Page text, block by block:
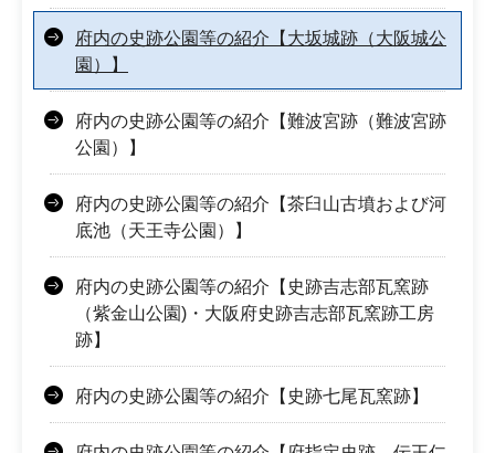
府内の史跡公園等の紹介【大坂城跡（大阪城公
園）】
府内の史跡公園等の紹介【難波宮跡（難波宮跡
公園）】
府内の史跡公園等の紹介【茶臼山古墳および河
底池（天王寺公園）】
府内の史跡公園等の紹介【史跡吉志部瓦窯跡
（紫金山公園)・大阪府史跡吉志部瓦窯跡工房
跡】
府内の史跡公園等の紹介【史跡七尾瓦窯跡】